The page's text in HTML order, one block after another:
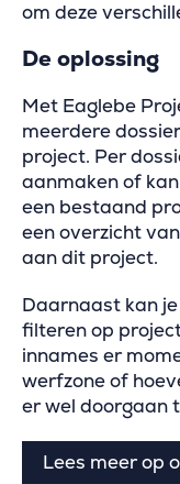
om deze
De oplossing
Met Eaglebe
meerdere
project. Per
aanmaken of
een bestaand
een overzicht
aan dit project.
Daarnaast kan
filteren op
innames er
werfzone of
er wel doorgaan
Lees meer op